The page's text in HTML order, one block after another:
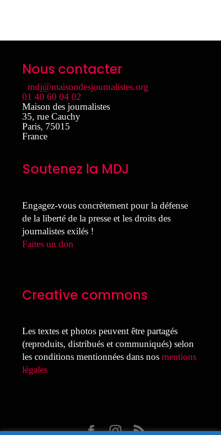
Nous contacter
mdj@maisondesjournalistes.org
01 40 60 04 02
Maison des journalistes
35, rue Cauchy
Paris, 75015
France
Soutenez la MDJ
Engagez-vous concrètement pour la défense
de la liberté de la presse et les droits des
journalistes exilés !
Faites un don
Creative commons
Les textes et photos peuvent être partagés
(reproduits, distribués et communiqués) selon
les conditions mentionnées dans nos mentions
légales